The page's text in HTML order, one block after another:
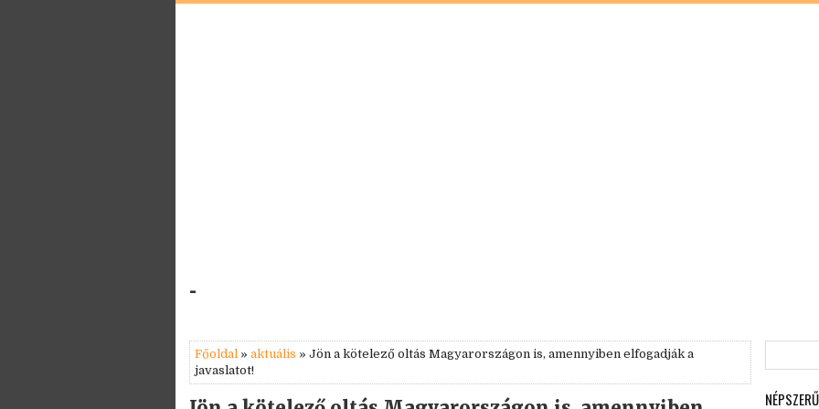
-
Főoldal » aktuális » Jön a kötelező oltás Magyarországon is, amennyiben elfogadják a
javaslatot!